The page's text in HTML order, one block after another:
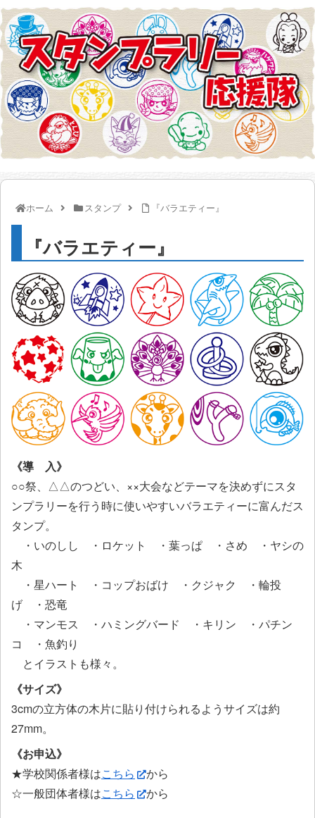
ホーム スタンプ 『バラエティー』
『バラエティー』
《導 入》
○○祭、△△のつどい、××大会などテーマを決めずにスタ
ンプラリーを行う時に使いやすいバラエティーに富んだス
タンプ。
・いのしし ・ロケット ・葉っぱ ・さめ ・ヤシの
木
・星ハート ・コップおばけ ・クジャク ・輪投
げ ・恐竜
・マンモス ・ハミングバード ・キリン ・パチン
コ ・魚釣り
とイラストも様々。
《サイズ》
3cmの立方体の木片に貼り付けられるようサイズは約
27mm。
《お申込》
★学校関係者様はこちら
から
☆一般団体者様はこちら から